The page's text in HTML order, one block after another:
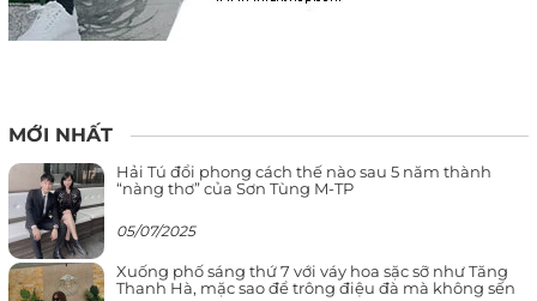
MỚI NHẤT
Hải Tú đổi phong cách thế nào sau 5 năm thành
“nàng thơ” của Sơn Tùng M-TP
05/07/2025
Xuống phố sáng thứ 7 với váy hoa sặc sỡ như Tăng
Thanh Hà, mặc sao để trông điệu đà mà không sến